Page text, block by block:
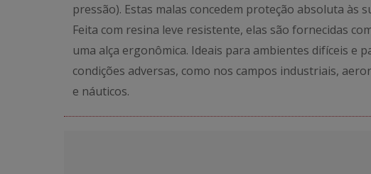
pressão). Estas malas concedem proteção absoluta às
Feita com resina leve resistente, elas são fornecidas
uma alça ergonômica. Ideais para ambientes difíceis e
condições adversas, como nos campos industriais,
e náuticos.